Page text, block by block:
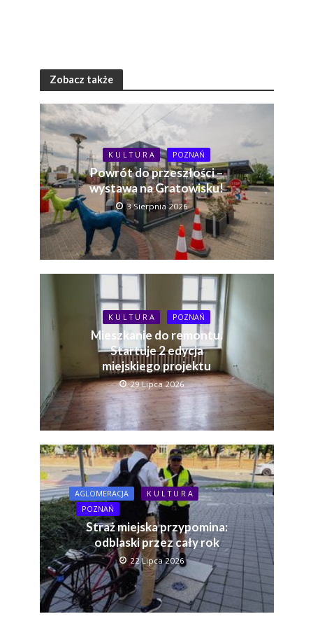
Zobacz także
K U L T U R A POZNAŃ
Powrót do przeszłości –
wystawa na Gratowisku!
3 Sierpnia 2026
K U L T U R A POZNAŃ
Mieszkanie do remontu.
Startuje 2 edycja
miejskiego projektu
29 Lipca 2026
AGLOMERACJA
K U L T U R A
POZNAŃ
Straż miejska przypomina:
odblaski przez cały rok
22 Lipca 2026